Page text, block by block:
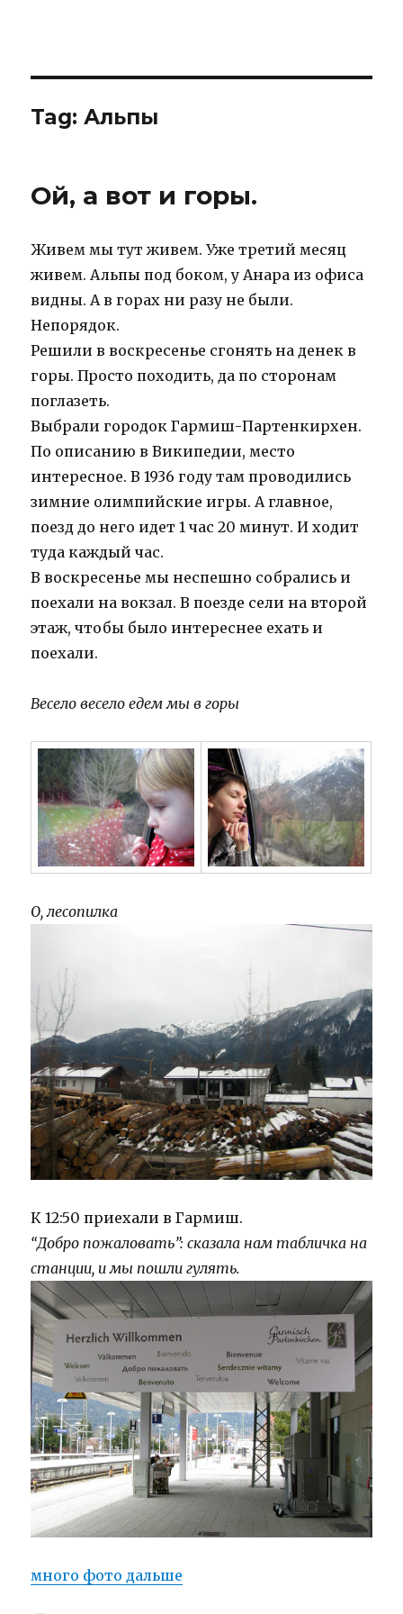
Tag:Альпы
Ой, а вот и горы.
Живем мы тут живем. Уже третий месяц
живем. Альпы под боком, у Анара из офиса
видны. А в горах ни разу не были.
Непорядок.
Решили в воскресенье сгонять на денек в
горы. Просто походить, да по сторонам
поглазеть.
Выбрали городок Гармиш-Партенкирхен.
По описанию в Википедии, место
интересное. В 1936 году там проводились
зимние олимпийские игры. А главное,
поезд до него идет 1 час 20 минут. И ходит
туда каждый час.
В воскресенье мы неспешно собрались и
поехали на вокзал. В поезде сели на второй
этаж, чтобы было интереснее ехать и
поехали.
Весело весело едем мы в горы
О, лесопилка
К 12:50 приехали в Гармиш.
“Добро пожаловать”: сказала нам табличка на
станции, и мы пошли гулять.
много фото дальше